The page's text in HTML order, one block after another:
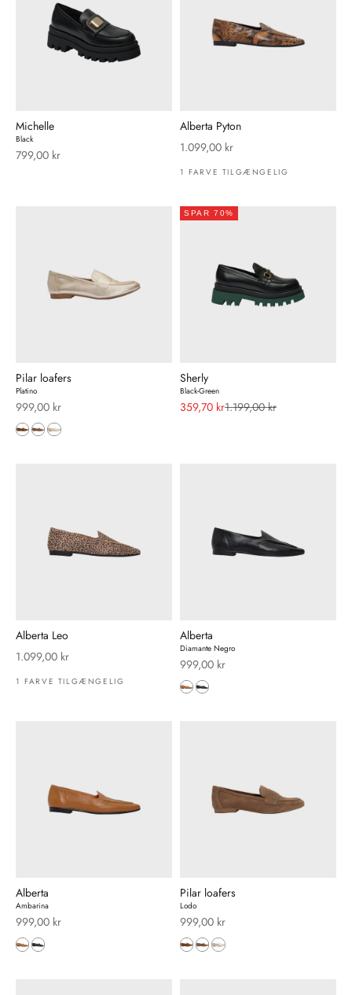
Michelle
Black
Salgspris
799,00 kr
Alberta Pyton
Salgspris
1.099,00 kr
1 FARVE TILGÆNGELIG
Pilar loafers
Platino
Salgspris
999,00 kr
SPAR 70%
Sherly
Black-Green
Salgspris
359,70 krNormalpris
1.199,00 kr
Alberta Leo
Salgspris
1.099,00 kr
1 FARVE TILGÆNGELIG
Alberta
Diamante Negro
Salgspris
999,00 kr
Alberta
Ambarina
Salgspris
999,00 kr
Pilar loafers
Lodo
Salgspris
999,00 kr